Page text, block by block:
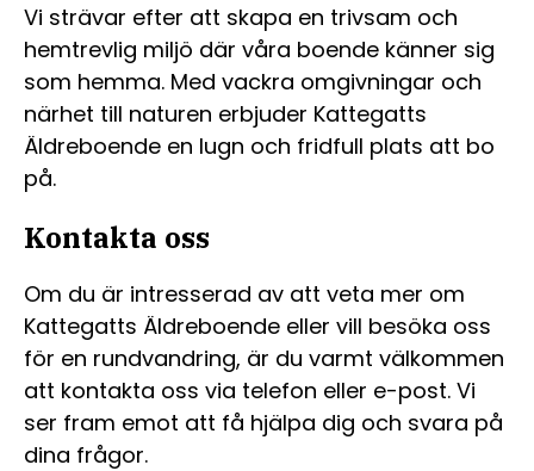
Vi strävar efter att skapa en trivsam och
hemtrevlig miljö där våra boende känner sig
som hemma. Med vackra omgivningar och
närhet till naturen erbjuder Kattegatts
Äldreboende en lugn och fridfull plats att bo
på.
Kontakta oss
Om du är intresserad av att veta mer om
Kattegatts Äldreboende eller vill besöka oss
för en rundvandring, är du varmt välkommen
att kontakta oss via telefon eller e-post. Vi
ser fram emot att få hjälpa dig och svara på
dina frågor.